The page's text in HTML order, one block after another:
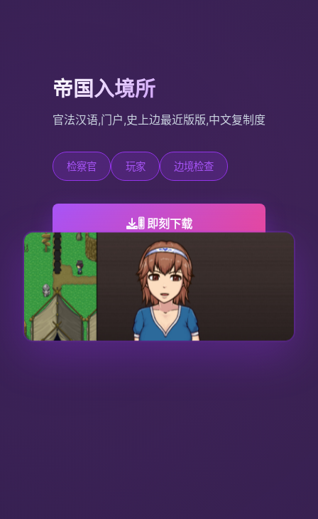
帝国入境所
官法汉语,门户,史上边最近版版,中文复制度
检察官 玩家 边境检查
🎚️ 即刻下载